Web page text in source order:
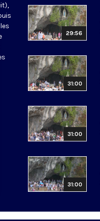
29:56
31:00
31:00
31:00